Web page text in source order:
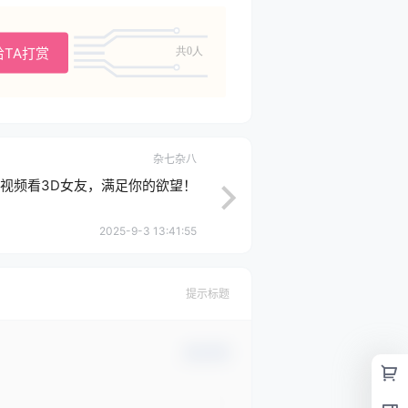
TA打赏 共0人
杂七杂八
频看3D女友，满足你的欲望！
2025-9-3 13:41:55
提示标题